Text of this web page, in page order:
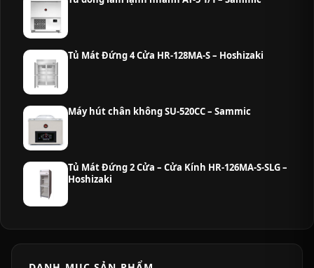
Tủ Mát Đứng 4 Cửa HR-128MA-S – Hoshizaki
Máy hút chân không SU-520CC – Sammic
Tủ Mát Đứng 2 Cửa – Cửa Kính HR-126MA-S-SLG –
Hoshizaki